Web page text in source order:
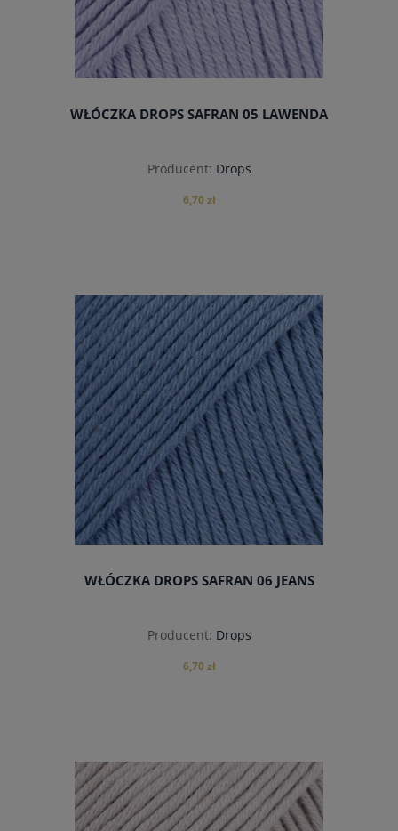
WŁÓCZKA DROPS SAFRAN 05 LAWENDA
Producent: Drops
6,70 zł
do koszyka
WŁÓCZKA DROPS SAFRAN 06 JEANS
Producent: Drops
6,70 zł
do koszyka